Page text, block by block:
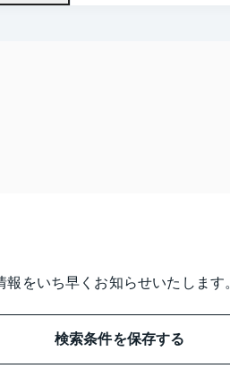
をいち早くお知らせいたします。
検索条件を保存する